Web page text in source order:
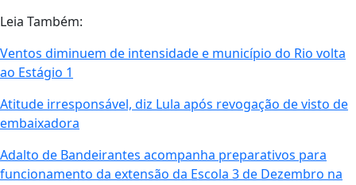
Leia Também:
Ventos diminuem de intensidade e município do Rio volta
ao Estágio 1
Atitude irresponsável, diz Lula após revogação de visto de
embaixadora
Adalto de Bandeirantes acompanha preparativos para
funcionamento da extensão da Escola 3 de Dezembro na